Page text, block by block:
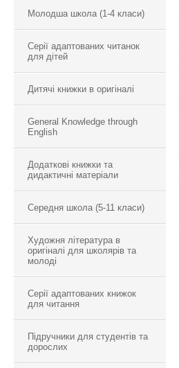
Молодша школа (1-4 класи)
Серії адаптованих читанок
для дітей
Дитячі книжки в оригіналі
General Knowledge through
English
Додаткові книжки та
дидактичні матеріали
Середня школа (5-11 класи)
Художня література в
оригіналі для школярів та
молоді
Серії адаптованих книжок
для читання
Підручники для студентів та
дорослих